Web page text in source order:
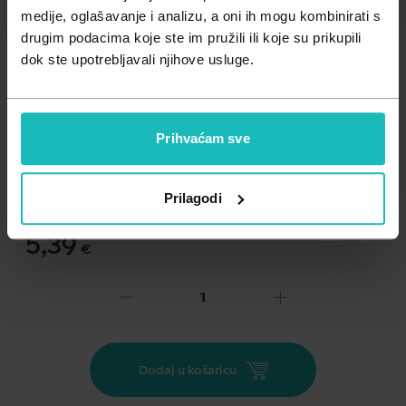
medije, oglašavanje i analizu, a oni ih mogu kombinirati s
drugim podacima koje ste im pružili ili koje su prikupili
dok ste upotrebljavali njihove usluge.
Prihvaćam sve
Prilagodi
Zdravlje muškarca
Zdravlje žene
Minerali
Probiotici i prebiotici
Dodaj na listu želja
Važna obavijest prema Zakonu o zaštiti potrošača.
5,39 €
Brza dostava u roku od 1 do 2 dana
Dodaj u košaricu